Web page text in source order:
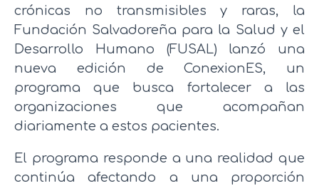
crónicas no transmisibles y raras, la
Fundación Salvadoreña para la Salud y el
Desarrollo Humano (FUSAL) lanzó una
nueva edición de ConexionES, un
programa que busca fortalecer a las
organizaciones que acompañan
diariamente a estos pacientes.
El programa responde a una realidad que
continúa afectando a una proporción